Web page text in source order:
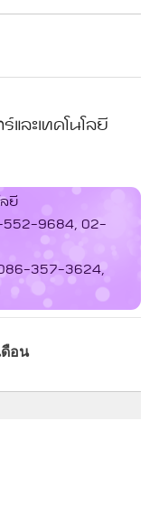
ละเทคโนโลยี
ยี
552-9684, 02-
086-357-3624,
อน